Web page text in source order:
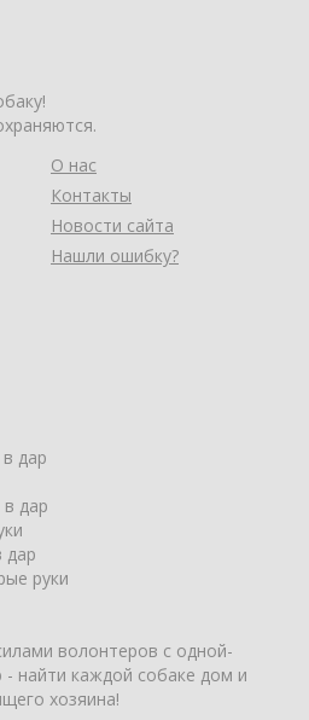
О нас
Контакты
Новости сайта
Нашли ошибку?
дар
дар
дар
руки
волонтеров с одной-
- найти каждой собаке дом и
хозяина!